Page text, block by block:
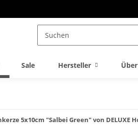
Sale Hersteller
5x10cm "Salbei Green" von DELUXE